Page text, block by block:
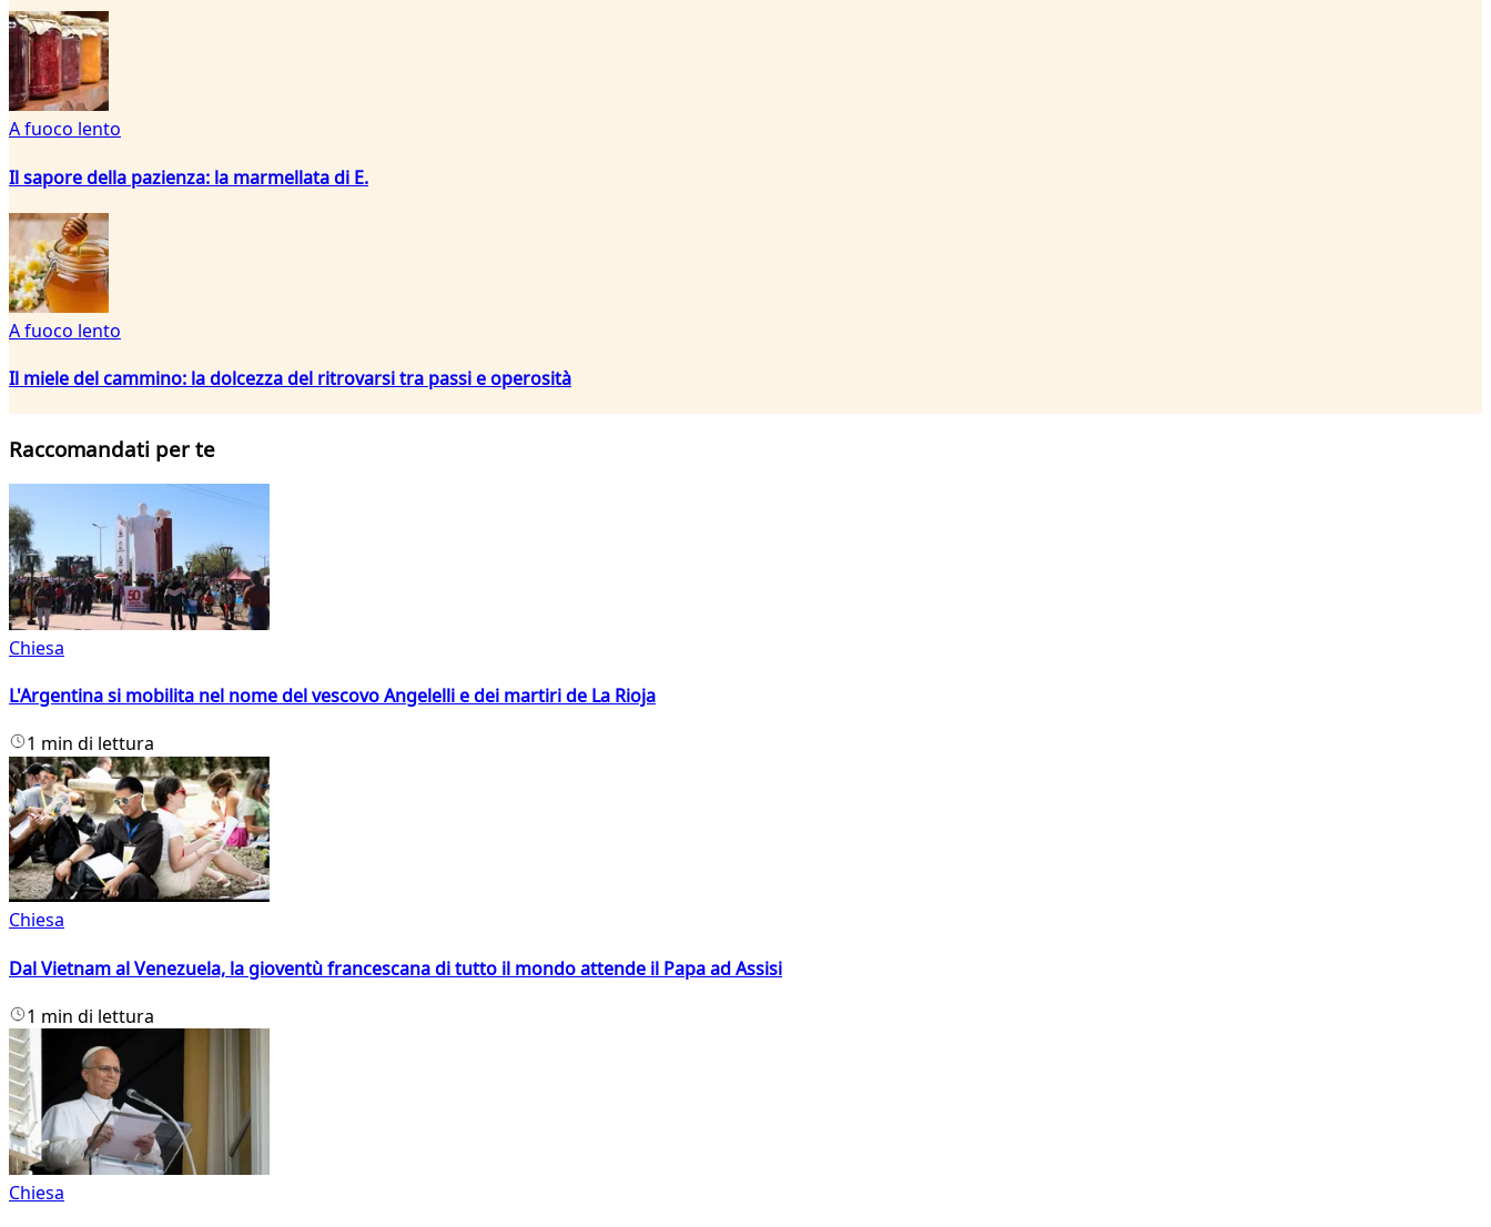
A fuoco lento
Il sapore della pazienza: la marmellata di E.
A fuoco lento
Il miele del cammino: la dolcezza del ritrovarsi tra passi e operosità
Raccomandati per te
Chiesa
L'Argentina si mobilita nel nome del vescovo Angelelli e dei martiri de La Rioja
1 min di lettura
Chiesa
Dal Vietnam al Venezuela, la gioventù francescana di tutto il mondo attende il Papa ad Assisi
1 min di lettura
Chiesa